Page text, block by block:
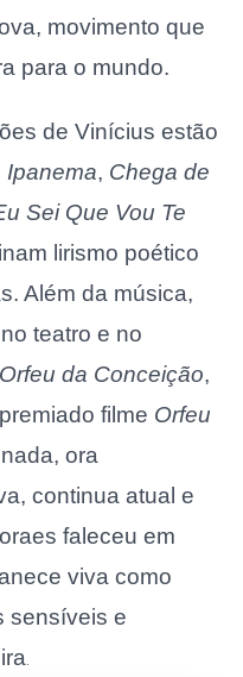
movimento que
para o mundo.
de Vinícius estão
Ipanema, Chega de
Sei Que Vou Te
lirismo poético
Além da música,
teatro e no
Orfeu da Conceição,
filme Orfeu
ora
continua atual e
faleceu em
viva como
sensíveis e
.